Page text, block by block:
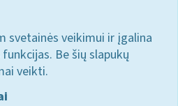
svetainės veikimui ir įgalina
Be šių slapukų
veikti.